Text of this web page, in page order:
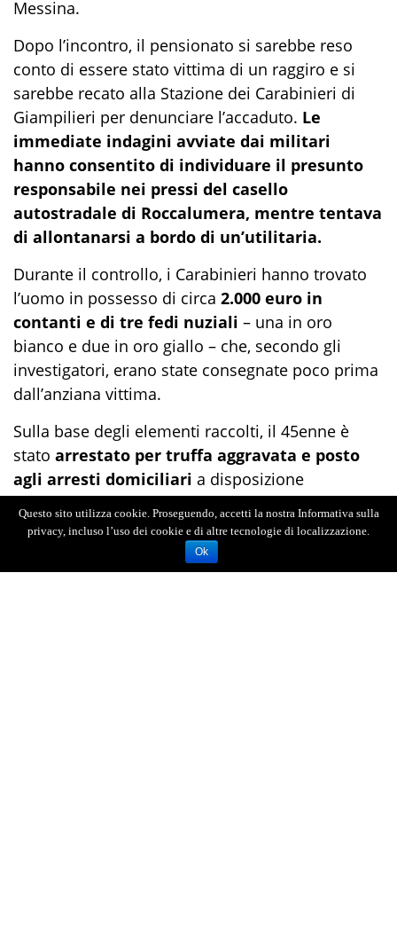
Messina.
Dopo l’incontro, il pensionato si sarebbe reso
conto di essere stato vittima di un raggiro e si
sarebbe recato alla Stazione dei Carabinieri di
Giampilieri per denunciare l’accaduto. Le
immediate indagini avviate dai militari
hanno consentito di individuare il presunto
responsabile nei pressi del casello
autostradale di Roccalumera, mentre tentava
di allontanarsi a bordo di un’utilitaria.
Durante il controllo, i Carabinieri hanno trovato
l’uomo in possesso di circa 2.000 euro in
contanti e di tre fedi nuziali – una in oro
bianco e due in oro giallo – che, secondo gli
investigatori, erano state consegnate poco prima
dall’anziana vittima.
Sulla base degli elementi raccolti, il 45enne è
stato arrestato per truffa aggravata e posto
agli arresti domiciliari a disposizione
dell’Autorità giudiziaria.
Questo sito utilizza cookie. Proseguendo, accetti la nostra Informativa sulla
privacy, incluso l’uso dei cookie e di altre tecnologie di localizzazione.
Ok